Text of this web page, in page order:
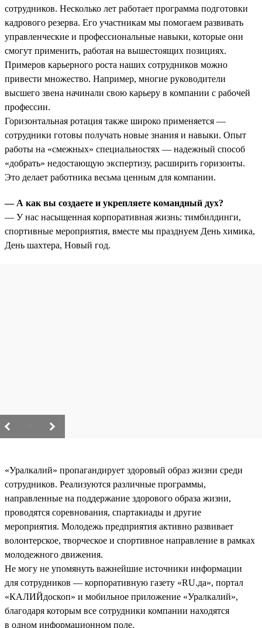
сотрудников. Несколько лет работает программа подготовки
кадрового резерва. Его участникам мы помогаем развивать
управленческие и профессиональные навыки, которые они
смогут применить, работая на вышестоящих позициях.
Примеров карьерного роста наших сотрудников можно
привести множество. Например, многие руководители
высшего звена начинали свою карьеру в компании с рабочей
профессии.
Горизонтальная ротация также широко применяется —
сотрудники готовы получать новые знания и навыки. Опыт
работы на «смежных» специальностях — надежный способ
«добрать» недостающую экспертизу, расширить горизонты.
Это делает работника весьма ценным для компании.
— А как вы создаете и укрепляете командный дух?
— У нас насыщенная корпоративная жизнь: тимбилдинги,
спортивные мероприятия, вместе мы празднуем День химика,
День шахтера, Новый год.
«Уралкалий» пропагандирует здоровый образ жизни среди
сотрудников. Реализуются различные программы,
направленные на поддержание здорового образа жизни,
проводятся соревнования, спартакиады и другие
мероприятия. Молодежь предприятия активно развивает
волонтерское, творческое и спортивное направление в рамках
молодежного движения.
Не могу не упомянуть важнейшие источники информации
для сотрудников — корпоративную газету «RU.да», портал
«КАЛИЙдоскоп» и мобильное приложение «Уралкалий»,
благодаря которым все сотрудники компании находятся
в одном информационном поле.